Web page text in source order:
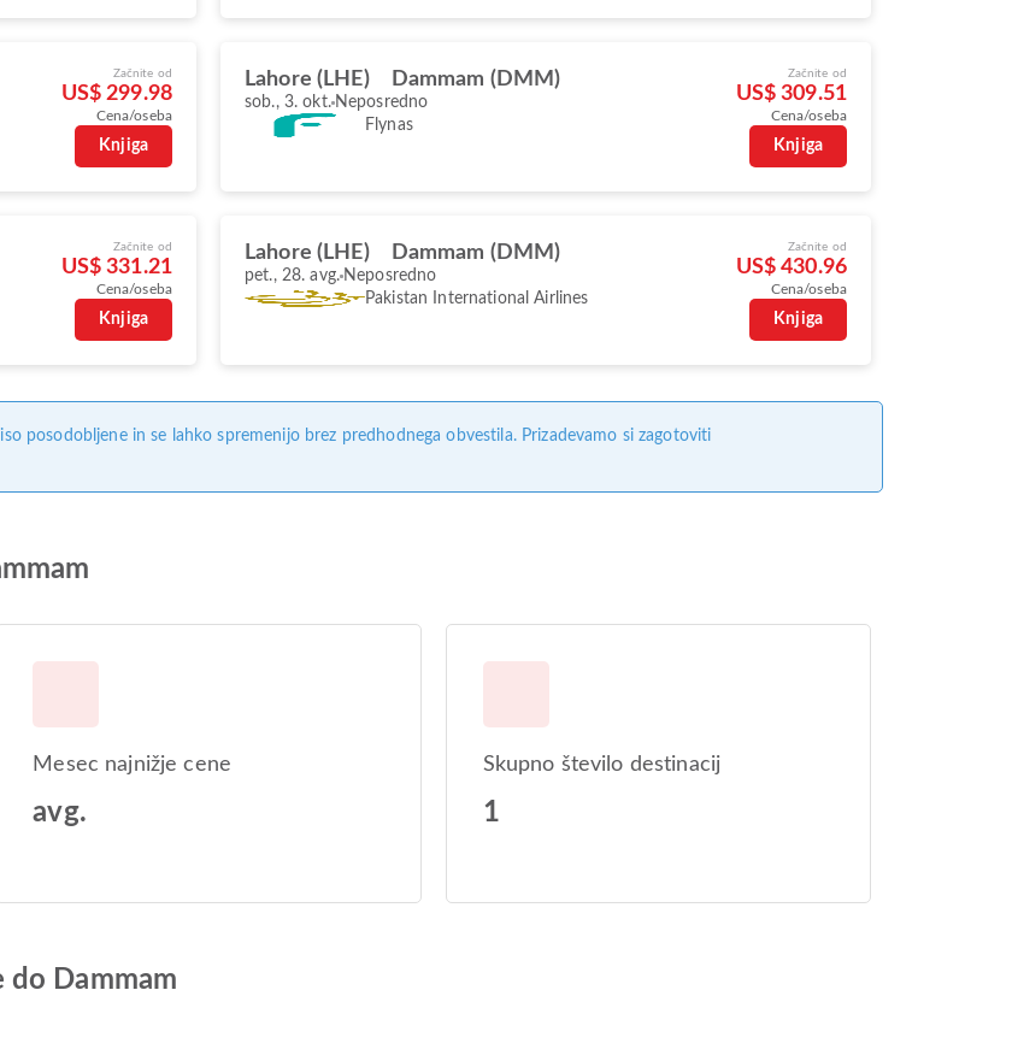
Začnite od
US$ 299.98
Cena/oseba
Knjiga
Lahore (LHE) Dammam (DMM)
sob., 3. okt. Neposredno
Flynas
Začnite od
US$ 309.51
Cena/oseba
Knjiga
Začnite od
US$ 331.21
Cena/oseba
Knjiga
Lahore (LHE) Dammam (DMM)
pet., 28. avg. Neposredno
Pakistan International Airlines
Začnite od
US$ 430.96
Cena/oseba
Knjiga
posodobljene in se lahko spremenijo brez predhodnega obvestila. Prizadevamo si zagotoviti
Mesec najnižje cene
avg.
Skupno število destinacij
1
do Dammam